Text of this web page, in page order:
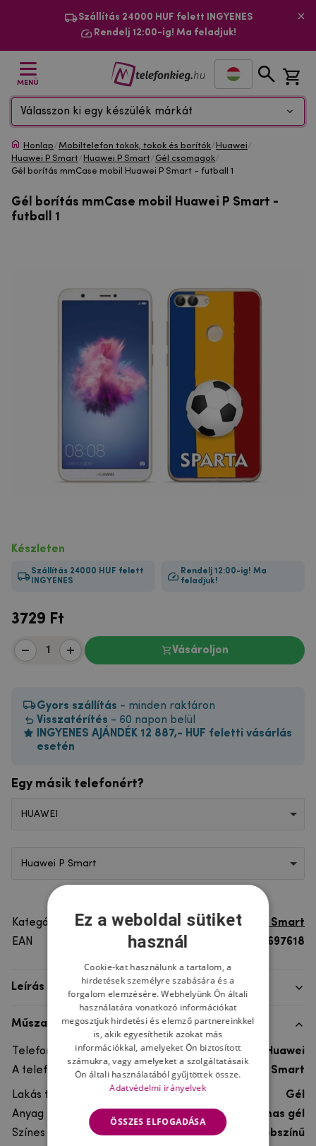
Szállítás 24000 HUF felett INGYENES
Rendelj 12:00-ig! Ma feladjuk!
MENÜ
Válasszon ki egy készülék márkát
Honlap/Mobiltelefon tokok, tokok és borítók/ Huawei/
Huawei P Smart/ Huawei P Smart/Gél csomagok/
Gél borítás mmCase mobil Huawei P Smart - futball 1
Gél borítás mmCase mobil Huawei P Smart -
futball 1
Készleten
Szállítás 24000 HUF felett
INGYENES
Rendelj 12:00-ig! Ma
feladjuk!
3729 Ft
Vásároljon
Gyors szállítás - minden raktáron
Visszatérítés - 60 napon belül
INGYENES AJÁNDÉK 12 887,- HUF feletti vásárlás
esetén
Egy másik telefonért?
HUAWEI
Huawei P Smart
Kategória
Huawei P Smart
EAN
8596579697618
Leírás
Műszaki adatok
Telefon márka
Huawei
A telefonmodellhez
Huawei P Smart
Lakás típusa
Gél
Anyag
rugalmas gél
Színes
többszínű
Ez a weboldal sütiket
használ
Cookie-kat használunk a tartalom, a
hirdetések személyre szabására és a
forgalom elemzésére. Webhelyünk Ön általi
használatára vonatkozó információkat
megosztjuk hirdetési és elemző partnereinkkel
is, akik egyesíthetik azokat más
információkkal, amelyeket Ön biztosított
számukra, vagy amelyeket a szolgáltatásaik
Ön általi használatából gyűjtöttek össze.
Adatvédelmi irányelvek
ÖSSZES ELFOGADÁSA